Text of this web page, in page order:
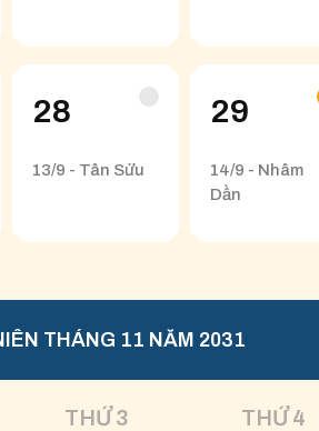
28
13/9 - Tân Sửu
29
14/9 - Nhâm
Dần
THÁNG 11 NĂM 2031
THỨ 3 THỨ 4